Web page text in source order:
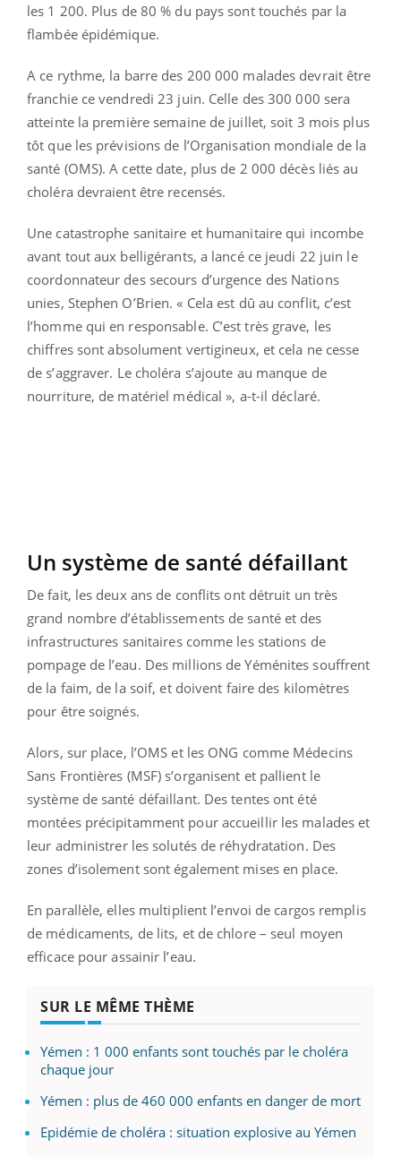
les 1 200. Plus de 80 % du pays sont touchés par la
flambée épidémique.
A ce rythme, la barre des 200 000 malades devrait être
franchie ce vendredi 23 juin. Celle des 300 000 sera
atteinte la première semaine de juillet, soit 3 mois plus
tôt que les prévisions de l’Organisation mondiale de la
santé (OMS). A cette date, plus de 2 000 décès liés au
choléra devraient être recensés.
Une catastrophe sanitaire et humanitaire qui incombe
avant tout aux belligérants, a lancé ce jeudi 22 juin le
coordonnateur des secours d’urgence des Nations
unies, Stephen O’Brien. « Cela est dû au conflit, c’est
l’homme qui en responsable. C’est très grave, les
chiffres sont absolument vertigineux, et cela ne cesse
de s’aggraver. Le choléra s’ajoute au manque de
nourriture, de matériel médical », a-t-il déclaré.
Un système de santé défaillant
De fait, les deux ans de conflits ont détruit un très
grand nombre d’établissements de santé et des
infrastructures sanitaires comme les stations de
pompage de l’eau. Des millions de Yéménites souffrent
de la faim, de la soif, et doivent faire des kilomètres
pour être soignés.
Alors, sur place, l’OMS et les ONG comme Médecins
Sans Frontières (MSF) s’organisent et pallient le
système de santé défaillant. Des tentes ont été
montées précipitamment pour accueillir les malades et
leur administrer les solutés de réhydratation. Des
zones d’isolement sont également mises en place.
En parallèle, elles multiplient l’envoi de cargos remplis
de médicaments, de lits, et de chlore – seul moyen
efficace pour assainir l’eau.
SUR LE MÊME THÈME
Yémen : 1 000 enfants sont touchés par le choléra
chaque jour
Yémen : plus de 460 000 enfants en danger de mort
Epidémie de choléra : situation explosive au Yémen